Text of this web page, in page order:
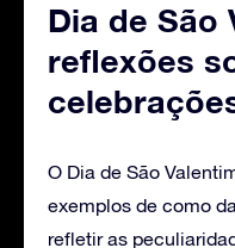
Dia de São
reflexões
O Dia de São
exemplos de como
refletir as